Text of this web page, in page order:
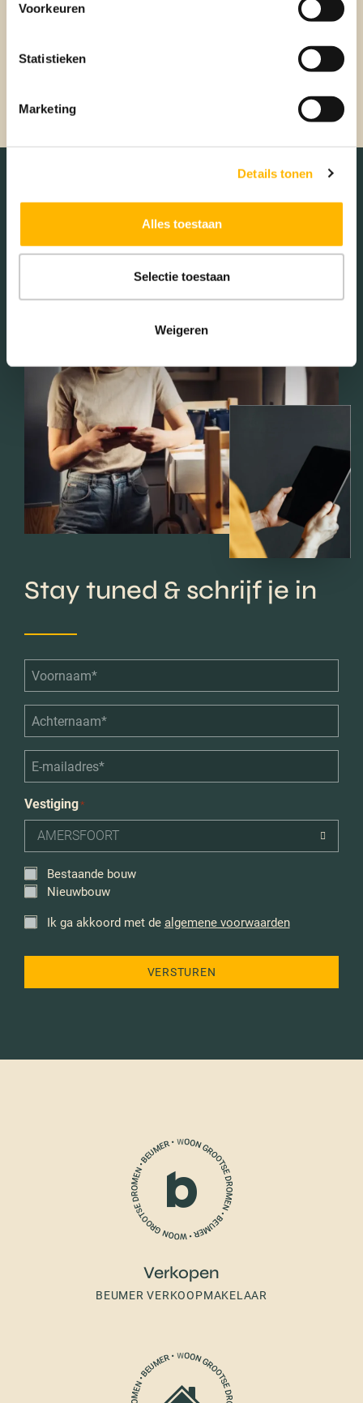
Voorkeuren
Statistieken
Marketing
Details tonen
Alles toestaan
Selectie toestaan
Weigeren
gebouwd. Dit is dus een goed moment om vast te leggen
wat gemeenten mogen doen om de eigen inwoners een
kabinetsplannen moeten nog goedgekeurd worden, maar
het plan om meer woningen te bouwen zal in politiek Den
Stay tuned & schrijf je in
Voornaam*
Achternaam*
E-
mailadres*
Vestiging*
AMERSFOORT
*
Bestaande bouw
Nieuwbouw
* Ik ga akkoord met de algemene voorwaarden
Verkopen
BEUMER VERKOOPMAKELAAR